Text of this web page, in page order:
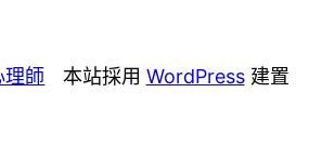
理師 本站採用 WordPress建置